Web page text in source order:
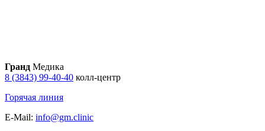
Гранд Медика
8 (3843) 99-40-40 колл-центр
Горячая линия
E-Mail: info@gm.clinic